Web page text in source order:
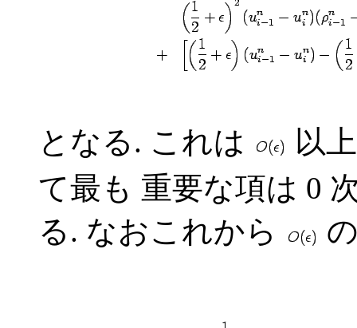
となる. これは
以
て最も 重要な項は 0
る. なおこれから